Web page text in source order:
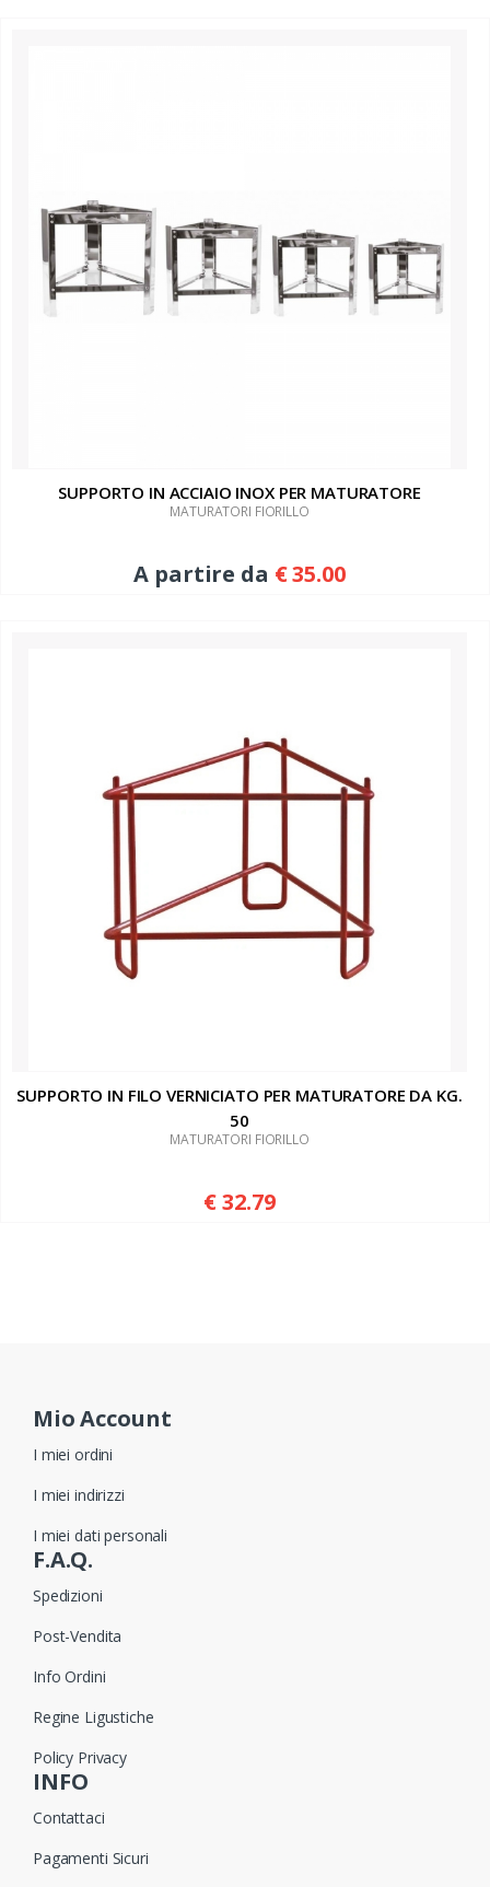
SUPPORTO IN ACCIAIO INOX PER MATURATORE
MATURATORI FIORILLO
A partire da € 35.00
SUPPORTO IN FILO VERNICIATO PER MATURATORE DA KG.
50
MATURATORI FIORILLO
€ 32.79
Mio Account
I miei ordini
I miei indirizzi
I miei dati personali
F.A.Q.
Spedizioni
Post-Vendita
Info Ordini
Regine Ligustiche
Policy Privacy
INFO
Contattaci
Pagamenti Sicuri